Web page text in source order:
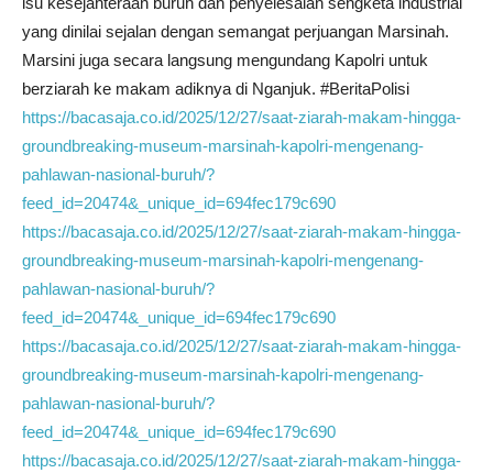
yang dinilai sejalan dengan semangat perjuangan Marsinah.
Marsini juga secara langsung mengundang Kapolri untuk
berziarah ke makam adiknya di Nganjuk. #BeritaPolisi
https://bacasaja.co.id/2025/12/27/saat-ziarah-makam-hingga-
groundbreaking-museum-marsinah-kapolri-mengenang-
pahlawan-nasional-buruh/?
feed_id=20474&_unique_id=694fec179c690
https://bacasaja.co.id/2025/12/27/saat-ziarah-makam-hingga-
groundbreaking-museum-marsinah-kapolri-mengenang-
pahlawan-nasional-buruh/?
feed_id=20474&_unique_id=694fec179c690
https://bacasaja.co.id/2025/12/27/saat-ziarah-makam-hingga-
groundbreaking-museum-marsinah-kapolri-mengenang-
pahlawan-nasional-buruh/?
feed_id=20474&_unique_id=694fec179c690
https://bacasaja.co.id/2025/12/27/saat-ziarah-makam-hingga-